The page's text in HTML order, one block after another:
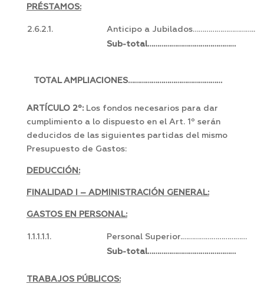
PRÉSTAMOS:
2.6.2.1.
Anticipo a Jubilados…………………………..
Sub-total………………………………………
TOTAL AMPLIACIONES…………………………………………
ARTÍCULO 2º:Los fondos necesarios para dar
cumplimiento a lo dispuesto en el Art. 1º serán
deducidos de las siguientes partidas del mismo
Presupuesto de Gastos:
DEDUCCIÓN:
FINALIDAD I – ADMINISTRACIÓN GENERAL:
GASTOS EN PERSONAL:
1.1.1.1.1.
Personal Superior.……………………………
Sub-total………………………………………
TRABAJOS PÚBLICOS: